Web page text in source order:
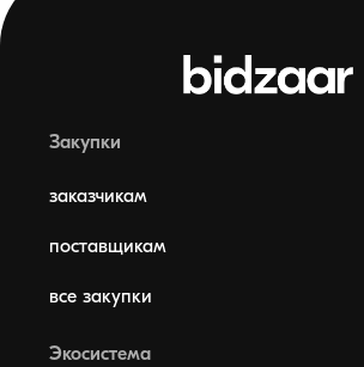
Закупки
заказчикам
поставщикам
все закупки
Экосистема